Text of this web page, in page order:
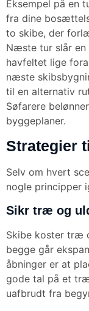
Eksempel på en
fra dine
to skibe, der
Næste tur slår en
havfeltet lige
næste
til en alternativ
Søfarere
byggeplaner.
Strategier
Selv om hvert
nogle principper
Sikr træ og
Skibe koster træ
begge går
åbninger er at
gode tal på et
uafbrudt fra